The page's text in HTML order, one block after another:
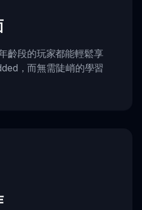
齡段的玩家都能輕鬆享
，而無需陡峭的學習